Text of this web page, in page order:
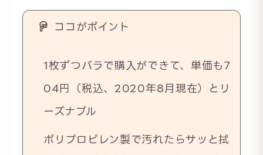
ココがポイント
1枚ずつバラで購入ができて、単価も7
04円（税込、2020年8月現在）とリ
ーズナブル
ポリプロピレン製で汚れたらサッと拭